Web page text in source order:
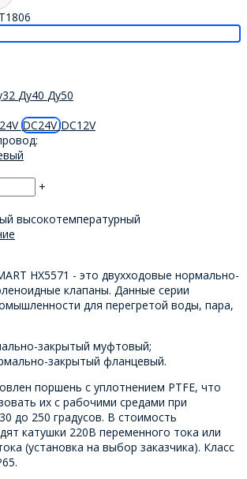
Ду40 Ду50
DC24VDC12V
+
высокотемпературный
HX5571 - это двухходовые нормально-
клапаны. Данные серии
для перегретой воды, пара,
закрытый муфтовый;
закрытый фланцевый.
поршень с уплотнением PTFE, что
их с рабочими средами при
до 250 градусов. В стоимость
катушки 220В переменного тока или
(установка на выбор заказчика). Класс